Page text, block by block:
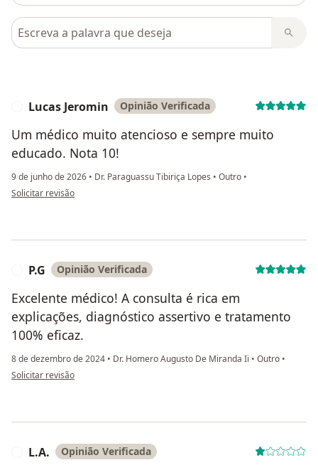
Pesquisar em opiniões
Lucas Jeromin Opinião Verificada
Um médico muito atencioso e sempre muito
educado. Nota 10!
9 de junho de 2026 • Dr. Paraguassu Tibiriça Lopes • Outro •
na opinião do utilizador Lucas Jeromin
Solicitar revisão
P.G Opinião Verificada
Excelente médico! A consulta é rica em
explicações, diagnóstico assertivo e tratamento
100% eficaz.
8 de dezembro de 2024 • Dr. Homero Augusto De Miranda Ii • Outro •
na opinião do utilizador P.G
Solicitar revisão
L.A. Opinião Verificada